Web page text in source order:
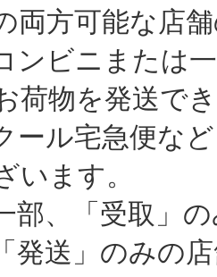
両方可能な店
ニまたは一
荷物を発送で
宅急便など
います。
「受取」の
」のみの店